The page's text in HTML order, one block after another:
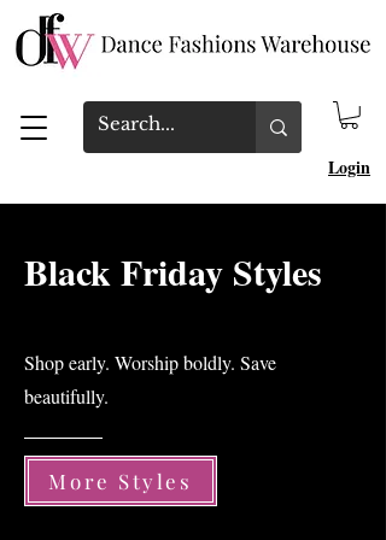
Login
Black Friday Styles
Shop early. Worship boldly. Save
beautifully.
More Styles